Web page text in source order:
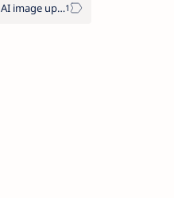
AI image upscaler